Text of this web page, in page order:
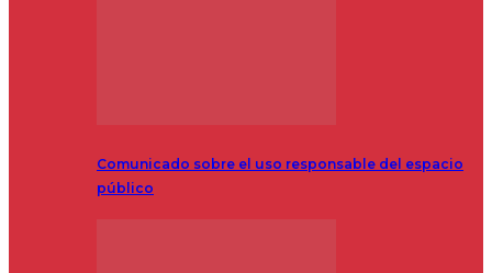
Comunicado sobre el uso responsable del espacio
público